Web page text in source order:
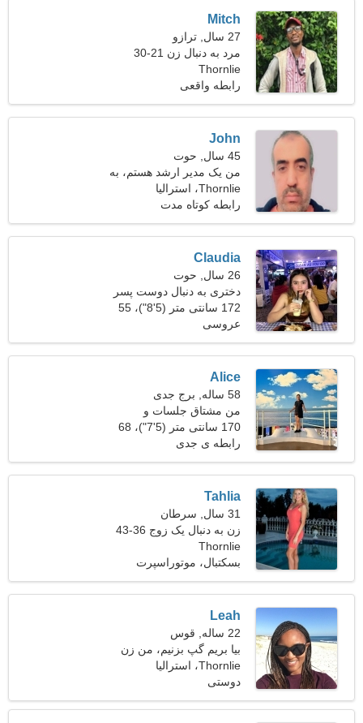
Mitch
27 سال, ترازو
مرد به دنبال زن 21-30
Thornlie
رابطه واقعی
John
45 سال, حوت
من یک مدیر ارشد هستم، به
یک زن پرشور نیاز دارم
Thornlie، استرالیا
رابطه کوتاه مدت
Claudia
26 سال, حوت
دختری به دنبال دوست پسر
172 سانتی متر (5'8")، 55
کیلوگرم (121 پوند)
عروسی
Alice
58 ساله, برج جدی
من مشتاق جلسات و
اسکیتبرد هستم
170 سانتی متر (5'7")، 68
کیلوگرم (149 پوند)
رابطه ی جدی
Tahlia
31 سال, سرطان
زن به دنبال یک زوج 36-43
Thornlie
بسکتبال، موتوراسپرت
Leah
22 ساله, قوس
بیا بریم گپ بزنیم، من زن
پرشوری هستم
Thornlie، استرالیا
دوستی